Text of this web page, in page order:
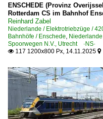
2100 · 2900 Plan
2200 · 2500 ·NS
2300 SNG
2400 · 2600
3000 SNG
3100 ICNG-V
3200 ICNG-VIII
3350 ICNG-D
ENSCHEDE (Provinz
Rotterdam CS im Bahnhof
Reinhard Zabel
Niederlande / Elektrotriebzüge /
Bahnhöfe / Enschede,
Spoorwegen N.V., Utrecht ·NS·
 117 1200x800 Px, 14.11.2025 